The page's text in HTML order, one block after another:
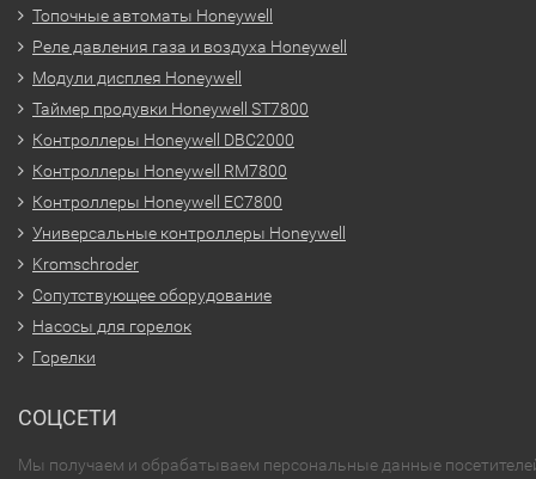
Топочные автоматы Honeywell
Реле давления газа и воздуха Honeywell
Модули дисплея Honeywell
Таймер продувки Honeywell ST7800
Контроллеры Honeywell DBC2000
Контроллеры Honeywell RM7800
Контроллеры Honeywell EC7800
Универсальные контроллеры Honeywell
Kromschroder
Сопутствующее оборудование
Насосы для горелок
Горелки
СОЦСЕТИ
Мы получаем и обрабатываем персональные данные